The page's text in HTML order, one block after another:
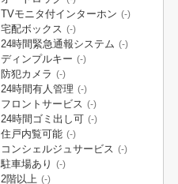
TVモニタ付インターホン (-)
宅配ボックス (-)
24時間緊急通報システム (-)
ディンプルキー (-)
防犯カメラ (-)
24時間有人管理 (-)
フロントサービス (-)
24時間ゴミ出し可 (-)
住戸内覧可能 (-)
コンシェルジュサービス (-)
駐車場あり (-)
2階以上 (-)